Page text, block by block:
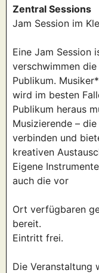
Zentral Sessions
Jam Session im
Eine Jam Session
verschwimmen
Publikum.
wird im besten
Publikum heraus
Musizierende –
verbinden und
kreativen
Eigene
auch die vor
Ort verfügbaren
bereit.
Eintritt frei.
Die